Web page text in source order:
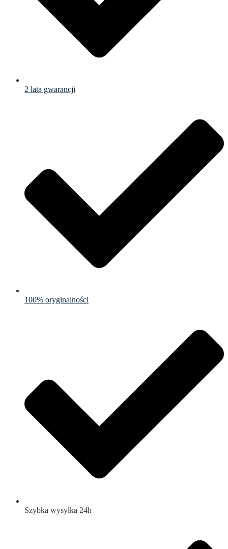
2 lata gwarancji
100% oryginalności
Szybka wysyłka 24h